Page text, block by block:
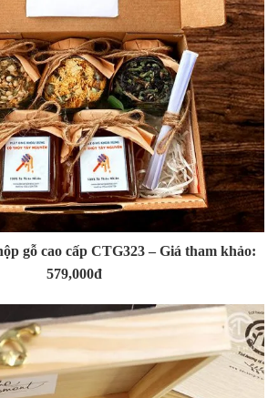
gỗ cao cấp CTG323 – Giá tham khảo:
579,000đ